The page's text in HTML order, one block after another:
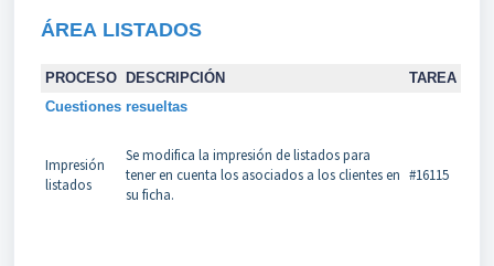
ÁREA LISTADOS
PROCESO DESCRIPCIÓN
TAREA
Cuestiones resueltas
Impresión
listados
Se modifica la impresión de listados para
tener en cuenta los asociados a los clientes en
su ficha.
#16115